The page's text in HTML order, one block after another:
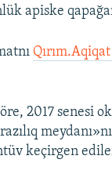
apiske
2017 senesi
keçirgen